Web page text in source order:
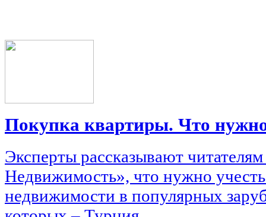
Покупка квартиры. Что нужно
Эксперты рассказывают
Недвижимость», что нужно
недвижимости в популярных